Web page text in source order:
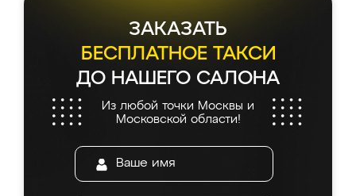
ЗАКАЗАТЬ
БЕСПЛАТНОЕ ТАКСИ
ДО НАШЕГО САЛОНА
Из любой точки Москвы и
Московской области!